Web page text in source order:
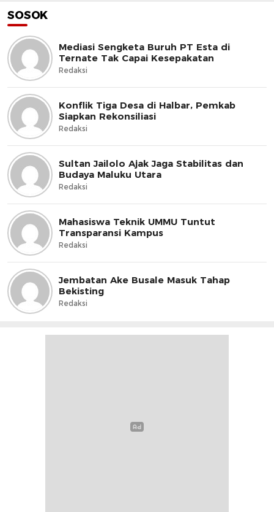
SOSOK
Mediasi Sengketa Buruh PT Esta di
Ternate Tak Capai Kesepakatan
Redaksi
Konflik Tiga Desa di Halbar, Pemkab
Siapkan Rekonsiliasi
Redaksi
Sultan Jailolo Ajak Jaga Stabilitas dan
Budaya Maluku Utara
Redaksi
Mahasiswa Teknik UMMU Tuntut
Transparansi Kampus
Redaksi
Jembatan Ake Busale Masuk Tahap
Bekisting
Redaksi